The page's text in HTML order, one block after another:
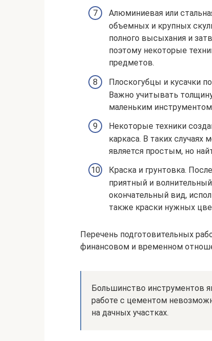
Алюминиевая или
объемных и крупных
полного высыхания и
поэтому некоторые
предметов.
Плоскогубцы и кусачки
Важно учитывать
маленьким инструментом
Некоторые техники
каркаса. В таких
является простым, но
Краска и грунтовка.
приятный и
окончательный вид,
также краски нужных
Перечень подготовительных
финансовом и временном
Большинство инструментов
работе с цементом
на дачных участках.